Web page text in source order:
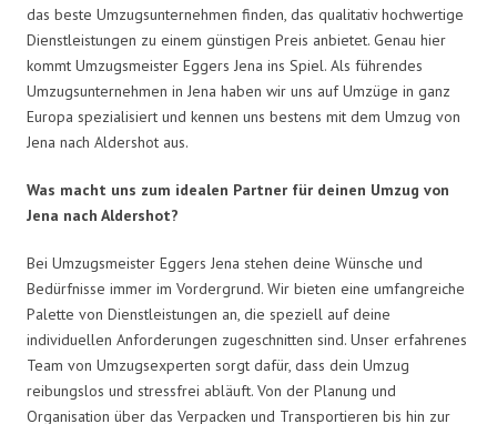
das beste Umzugsunternehmen finden, das qualitativ hochwertige
Dienstleistungen zu einem günstigen Preis anbietet. Genau hier
kommt Umzugsmeister Eggers Jena ins Spiel. Als führendes
Umzugsunternehmen in Jena haben wir uns auf Umzüge in ganz
Europa spezialisiert und kennen uns bestens mit dem Umzug von
Jena nach Aldershot aus.
Was macht uns zum idealen Partner für deinen Umzug von
Jena nach Aldershot?
Bei Umzugsmeister Eggers Jena stehen deine Wünsche und
Bedürfnisse immer im Vordergrund. Wir bieten eine umfangreiche
Palette von Dienstleistungen an, die speziell auf deine
individuellen Anforderungen zugeschnitten sind. Unser erfahrenes
Team von Umzugsexperten sorgt dafür, dass dein Umzug
reibungslos und stressfrei abläuft. Von der Planung und
Organisation über das Verpacken und Transportieren bis hin zur